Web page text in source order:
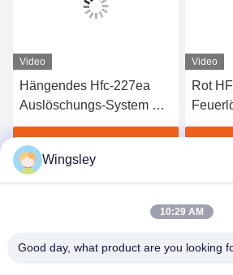
Video
Hängendes Hfc-227ea
Auslöschungs-System mit
elektrischem Auslöser
Beste Preis erhalten
Video
Rot
Wingsley
10:29 AM
Good day, what product are you looking